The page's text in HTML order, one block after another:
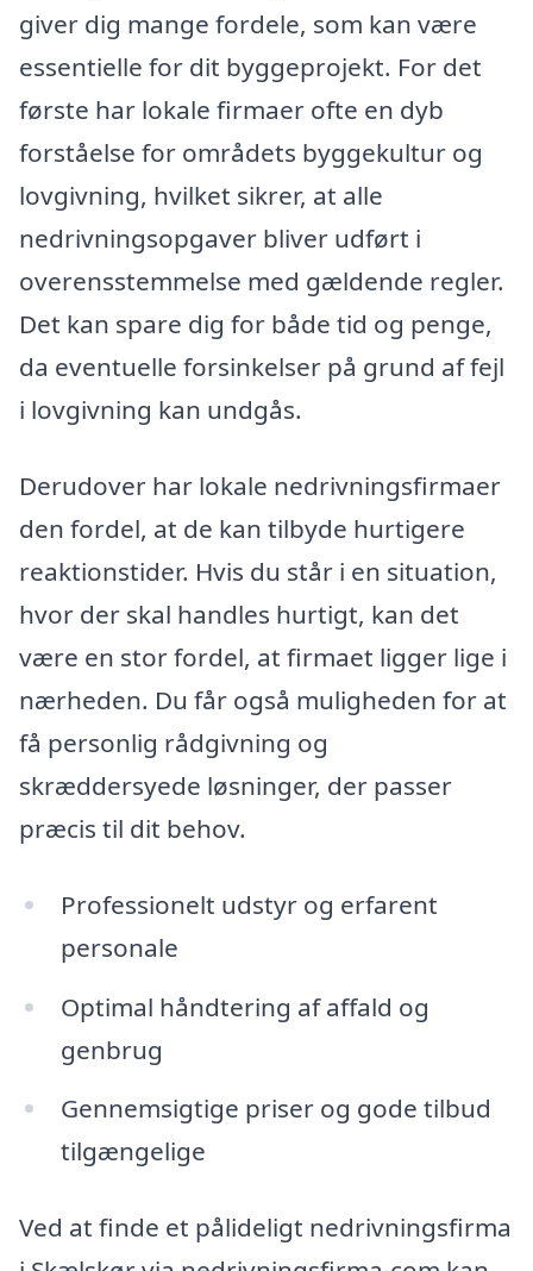
giver dig mange fordele, som kan være
essentielle for dit byggeprojekt. For det
første har lokale firmaer ofte en dyb
forståelse for områdets byggekultur og
lovgivning, hvilket sikrer, at alle
nedrivningsopgaver bliver udført i
overensstemmelse med gældende regler.
Det kan spare dig for både tid og penge,
da eventuelle forsinkelser på grund af fejl
i lovgivning kan undgås.
Derudover har lokale nedrivningsfirmaer
den fordel, at de kan tilbyde hurtigere
reaktionstider. Hvis du står i en situation,
hvor der skal handles hurtigt, kan det
være en stor fordel, at firmaet ligger lige i
nærheden. Du får også muligheden for at
få personlig rådgivning og
skræddersyede løsninger, der passer
præcis til dit behov.
Professionelt udstyr og erfarent
personale
Optimal håndtering af affald og
genbrug
Gennemsigtige priser og gode tilbud
tilgængelige
Ved at finde et pålideligt nedrivningsfirma